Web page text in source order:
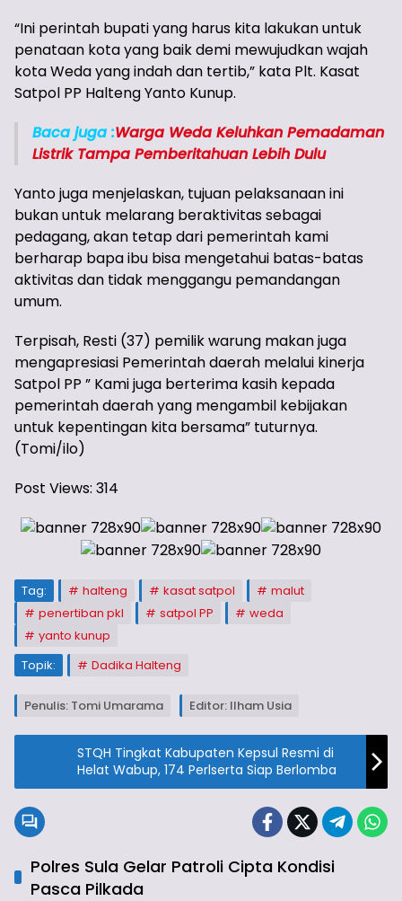
“Ini perintah bupati yang harus kita lakukan untuk
penataan kota yang baik demi mewujudkan wajah
kota Weda yang indah dan tertib,” kata Plt. Kasat
Satpol PP Halteng Yanto Kunup.
Baca juga :Warga Weda Keluhkan Pemadaman
Listrik Tampa Pemberitahuan Lebih Dulu
Yanto juga menjelaskan, tujuan pelaksanaan ini
bukan untuk melarang beraktivitas sebagai
pedagang, akan tetap dari pemerintah kami
berharap bapa ibu bisa mengetahui batas-batas
aktivitas dan tidak menggangu pemandangan
umum.
Terpisah, Resti (37) pemilik warung makan juga
mengapresiasi Pemerintah daerah melalui kinerja
Satpol PP ” Kami juga berterima kasih kepada
pemerintah daerah yang mengambil kebijakan
untuk kepentingan kita bersama” tuturnya.
(Tomi/ilo)
Post Views: 314
Tag: halteng kasat satpol
malut
penertiban pkl
satpol PP
weda
yanto kunup
Topik:
Dadika Halteng
Penulis: Tomi Umarama Editor: Ilham Usia
STQH Tingkat Kabupaten Kepsul Resmi di
Helat Wabup, 174 Perlserta Siap Berlomba
Polres Sula Gelar Patroli Cipta Kondisi
Pasca Pilkada
Daerah